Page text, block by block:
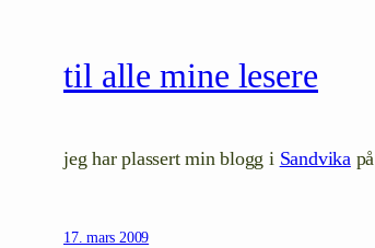
til alle mine lesere
jeg har plassert min blogg i Sandvikapå
17. mars 2009